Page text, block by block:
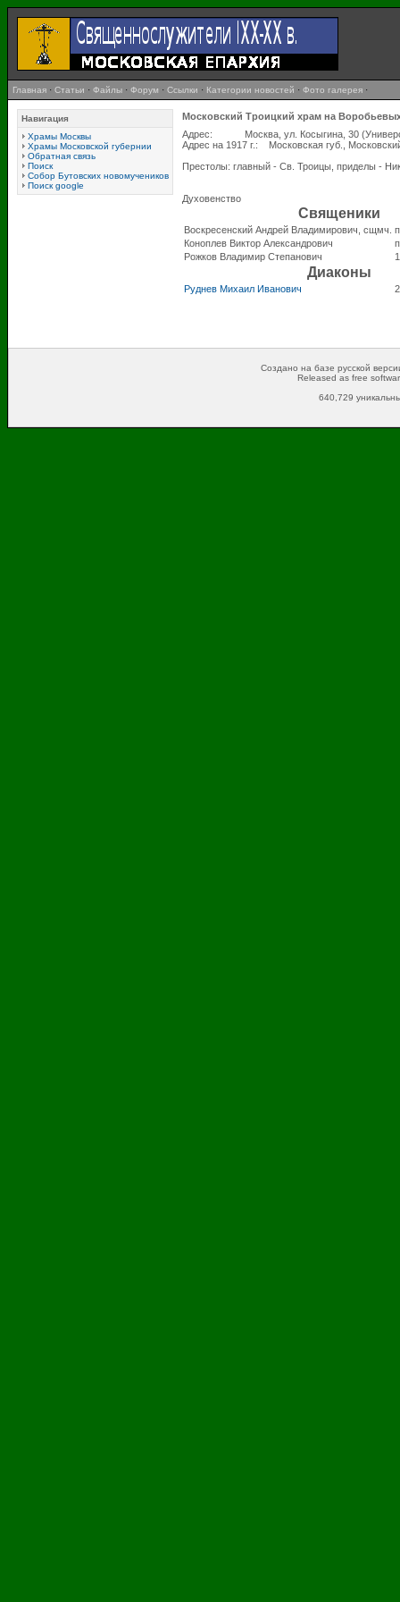
Главная · Статьи · Файлы · Форум · Ссылки · Категории новостей · Фото галерея ·
Навигация
Храмы Москвы
Храмы Московской губернии
Обратная связь
Поиск
Собор Бутовских новомучеников
Поиск google
Московский Троицкий храм на
Адрес: Москва, ул. Косыгина, 30
Адрес на 1917 г.: Московская губ.,
Престолы: главный - Св. Троицы, приделы -
Духовенство
Священики
Воскресенский Андрей Владимирович, сщмч.
Коноплев Виктор Александрович
Рожков Владимир Степанович
Диаконы
Руднев Михаил Иванович
Создано на базе русской
Released as free
640,729